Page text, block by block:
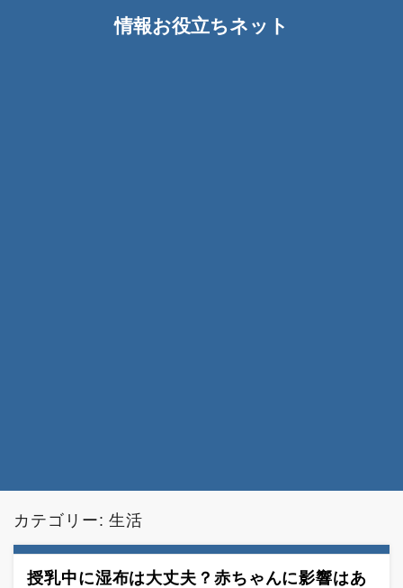
情報お役立ちネット
カテゴリー: 生活
授乳中に湿布は大丈夫？赤ちゃんに影響はあ